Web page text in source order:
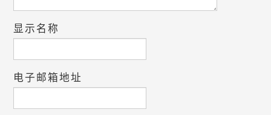
显示名称
电子邮箱地址